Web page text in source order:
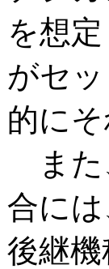
を想
がセ
的に
また
合に
後継